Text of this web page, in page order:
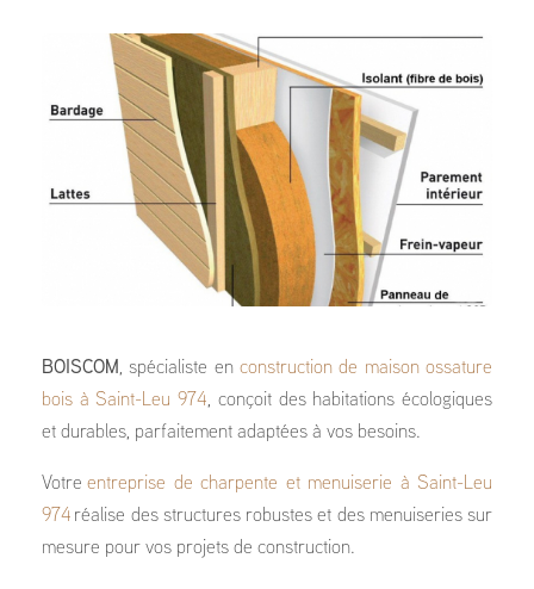
BOISCOM , spécialiste en construction de maison ossature
bois à Saint-Leu 974, conçoit des habitations écologiques
et durables, parfaitement adaptées à vos besoins.
Votreentreprise de charpente et menuiserie à Saint-Leu
974 réalise des structures robustes et des menuiseries sur
mesure pour vos projets de construction.